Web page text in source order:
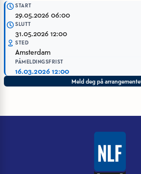
START
29.05.2026 06:00
SLUTT
31.05.2026 12:00
STED
Amsterdam
PÅMELDINGSFRIST
16.03.2026 12:00
Meld deg på